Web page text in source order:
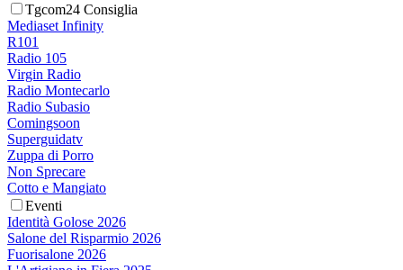
Tgcom24 Consiglia
Mediaset Infinity
R101
Radio 105
Virgin Radio
Radio Montecarlo
Radio Subasio
Comingsoon
Superguidatv
Zuppa di Porro
Non Sprecare
Cotto e Mangiato
Eventi
Identità Golose 2026
Salone del Risparmio 2026
Fuorisalone 2026